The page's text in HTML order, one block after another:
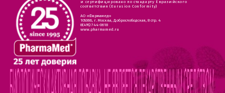
и сертифицировано по стандарту Евразийского
соответствия (Eurasion Conformity)
АО «Фармамед»
105066, г. Москва, Доброслободская, 8 стр. 4
8(495) 744-0618
www.pharmamed.ru